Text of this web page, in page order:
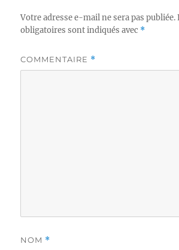
Votre adresse e-mail ne sera pas publiée.
obligatoires sont indiqués avec *
COMMENTAIRE *
NOM *